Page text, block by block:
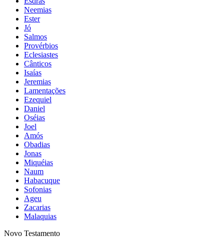
Neemias
Ester
Jó
Salmos
Provérbios
Eclesiastes
Cânticos
Isaías
Jeremias
Lamentações
Ezequiel
Daniel
Oséias
Joel
Amós
Obadias
Jonas
Miquéias
Naum
Habacuque
Sofonias
Ageu
Zacarias
Malaquias
Novo Testamento